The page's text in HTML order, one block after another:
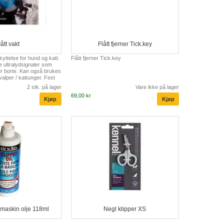
vakt
for hund og katt.
ultralydsignaler som
borte. Kan også brukes
/ kattunger. Fest
med senderen mot
2 stk. på lager
Flått fjerner Tick.key
Flått fjerner Tick.key
Vare ikke på lager
69,00 kr
olje 118ml Negl klipper XS